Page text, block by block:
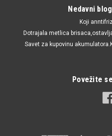
Nedavni
Koji
Dotrajala metlica
Savet za kupovinu
Povežite